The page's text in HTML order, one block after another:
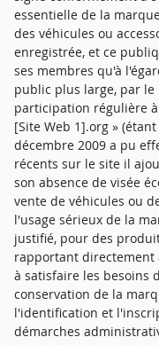
essentielle de la
des véhicules ou
enregistrée, et ce
ses membres qu'à
public plus large, par
participation régulière
[Site Web 1].org »
décembre 2009 a pu
récents sur le site il
son absence de visée
vente de véhicules ou
l'usage sérieux de la
justifié, pour des
rapportant directement
à satisfaire les besoins
conservation de la
l'identification et
démarches